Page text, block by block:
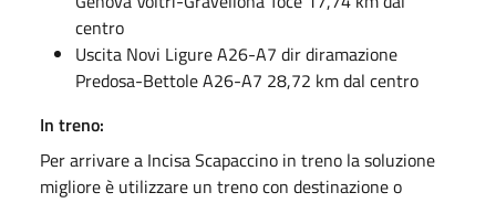
centro
Uscita Novi Ligure A26-A7 dir diramazione
Predosa-Bettole A26-A7 28,72 km dal centro
In treno:
Per arrivare a Incisa Scapaccino in treno la soluzione
migliore è utilizzare un treno con destinazione o